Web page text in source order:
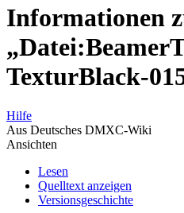
Informationen
TexturBlack-
Hilfe
Aus Deutsches DMXC-Wiki
Ansichten
Lesen
Quelltext anzeigen
Versionsgeschichte